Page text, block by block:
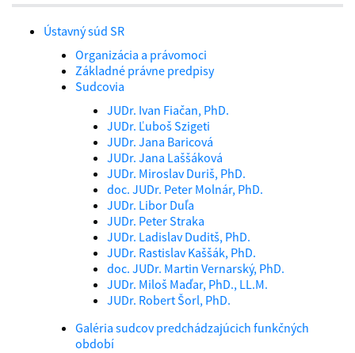
Ústavný súd SR
Organizácia a právomoci
Základné právne predpisy
Sudcovia
JUDr. Ivan Fiačan, PhD.
JUDr. Ľuboš Szigeti
JUDr. Jana Baricová
JUDr. Jana Laššáková
JUDr. Miroslav Duriš, PhD.
doc. JUDr. Peter Molnár, PhD.
JUDr. Libor Duľa
JUDr. Peter Straka
JUDr. Ladislav Duditš, PhD.
JUDr. Rastislav Kaššák, PhD.
doc. JUDr. Martin Vernarský, PhD.
JUDr. Miloš Maďar, PhD., LL.M.
JUDr. Robert Šorl, PhD.
Galéria sudcov predchádzajúcich funkčných
období